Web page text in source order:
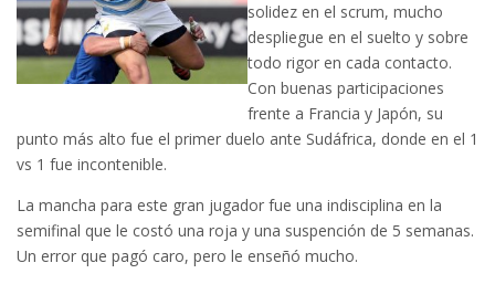
solidez en el scrum, mucho
despliegue en el suelto y sobre
todo rigor en cada contacto.
Con buenas participaciones
frente a Francia y Japón, su
punto más alto fue el primer duelo ante Sudáfrica, donde en el 1
vs 1 fue incontenible.
La mancha para este gran jugador fue una indisciplina en la
semifinal que le costó una roja y una suspención de 5 semanas.
Un error que pagó caro, pero le enseñó mucho.